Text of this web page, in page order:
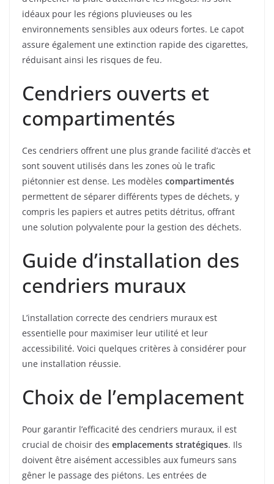
idéaux pour les régions pluvieuses ou les
environnements sensibles aux odeurs fortes. Le capot
assure également une extinction rapide des cigarettes,
réduisant ainsi les risques de feu.
Cendriers ouverts et
compartimentés
Ces cendriers offrent une plus grande facilité d’accès et
sont souvent utilisés dans les zones où le trafic
piétonnier est dense. Les modèles compartimentés
permettent de séparer différents types de déchets, y
compris les papiers et autres petits détritus, offrant
une solution polyvalente pour la gestion des déchets.
Guide d’installation des
cendriers muraux
L’installation correcte des cendriers muraux est
essentielle pour maximiser leur utilité et leur
accessibilité. Voici quelques critères à considérer pour
une installation réussie.
Choix de l’emplacement
Pour garantir l’efficacité des cendriers muraux, il est
crucial de choisir des emplacements stratégiques. Ils
doivent être aisément accessibles aux fumeurs sans
gêner le passage des piétons. Les entrées de